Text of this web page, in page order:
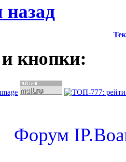
назад
кнопки:
Форум